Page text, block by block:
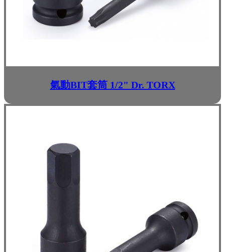
氣動BIT套筒 1/2" Dr. TORX